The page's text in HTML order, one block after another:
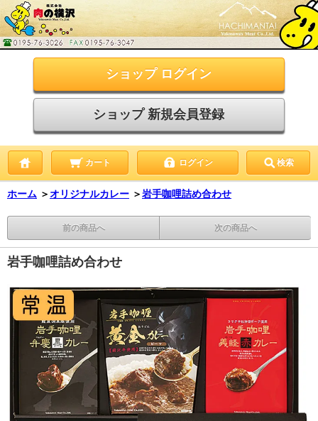
ショップ ログイン
ショップ 新規会員登録
カート ログイン 検索
ホーム ＞オリジナルカレー ＞岩手咖哩詰め合わせ
前の商品へ 次の商品へ
岩手咖哩詰め合わせ